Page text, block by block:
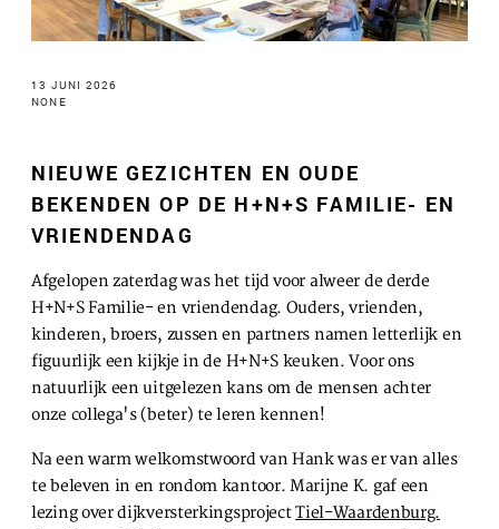
13 JUNI 2026
NONE
NIEUWE GEZICHTEN EN OUDE
BEKENDEN OP DE H+N+S FAMILIE- EN
VRIENDENDAG
Afgelopen zaterdag was het tijd voor alweer de derde
H+N+S Familie- en vriendendag. Ouders, vrienden,
kinderen, broers, zussen en partners namen letterlijk en
figuurlijk een kijkje in de H+N+S keuken. Voor ons
natuurlijk een uitgelezen kans om de mensen achter
onze collega's (beter) te leren kennen!
Na een warm welkomstwoord van Hank was er van alles
te beleven in en rondom kantoor. Marijne K. gaf een
lezing over dijkversterkingsprojectTiel-Waardenburg.
Dit stelt ons in staat om u relevante advertenties te
ook koppelen aan de verschillende apparaten die u
gebruikt, evenals gegevens over de advertenties
en advertentiefacturering in te schakelen.
HET UITSCHAKELEN VAN BEPAALDE COOKIES KAN ERTOE
LEIDEN DAT GERELATEERDE FUNCTIONALITEIT NIET
MEER CORRECT WERKT. U KUNT UW VOORKEUREN OP ELK
MOMENT WIJZIGEN.
MEER INFORMATIE
ACCEPTEER ALLE COOKIES